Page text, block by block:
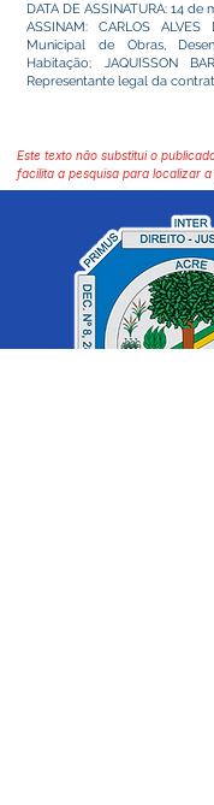
DATA DE ASSINATURA: 14 de
ASSINAM: CARLOS
Municipal de Obras,
Habitação; JAQUISSON
Representante legal da
Este texto não substitui o
facilita a pesquisa para localizar